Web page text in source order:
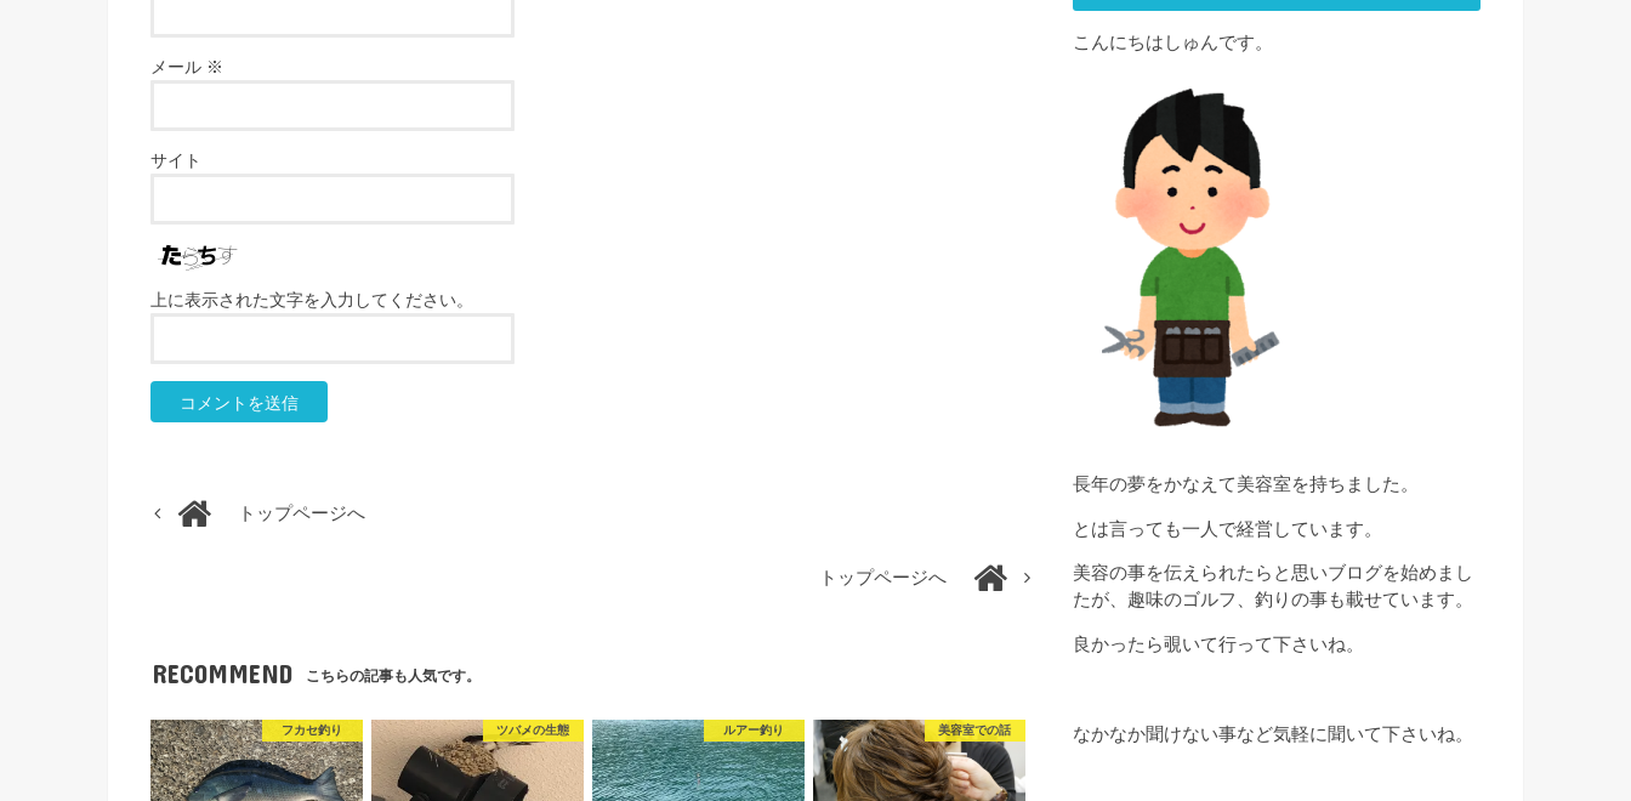
メール ※
サイト
上に表示された文字を入力してください。
トップページへ
トップページへ
RECOMMEND こちらの記事も人気です。
フカセ釣り ツバメの生態 ルアー釣り 美容室での話
こんにちはしゅんです。
長年の夢をかなえて美容室を持ちました。
とは言っても一人で経営しています。
美容の事を伝えられたらと思いブログを始めまし
たが、趣味のゴルフ、釣りの事も載せています。
良かったら覗いて行って下さいね。
なかなか聞けない事など気軽に聞いて下さいね。